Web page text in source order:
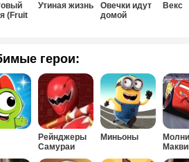
(Fruit
Утиная жизнь
Овечки идут
домой
Векс
герои:
Рейнджеры
Самураи
Миньоны